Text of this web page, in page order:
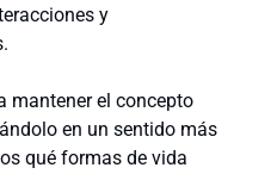
y
mantener el concepto
en un sentido más
qué formas de vida